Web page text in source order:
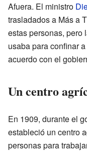
Afuera. El ministro
trasladados a Más a
estas personas, pero
usaba para confinar
acuerdo con el
Un centro
En 1909, durante el
estableció un centro
personas para